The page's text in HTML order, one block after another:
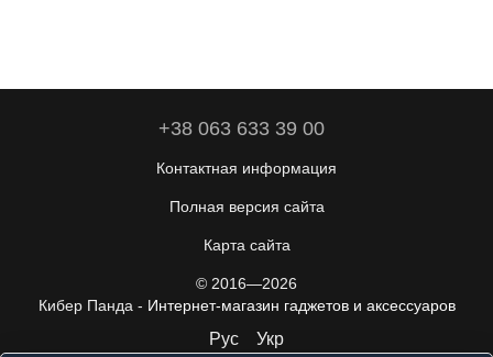
+38 063 633 39 00
Контактная информация
Полная версия сайта
Карта сайта
© 2016—2026
Кибер Панда - Интернет-магазин гаджетов и аксессуаров
Рус Укр